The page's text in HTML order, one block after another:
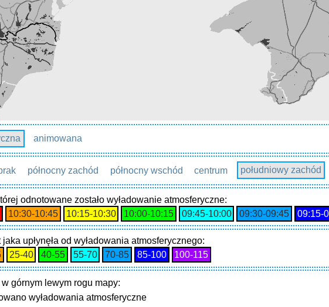
animowana
północny zachód północny wschód centrum południowy zachód
odnotowane zostało wyładowanie atmosferyczne:
10:30‑10:45 10:15‑10:30 10:00‑10:15 09:45‑10:00 09:30‑09:45
upłynęła od wyładowania atmosferycznego:
25‑40 40‑55 55‑70 70‑85 85‑100 100‑115
górnym lewym rogu mapy:
wyładowania atmosferyczne